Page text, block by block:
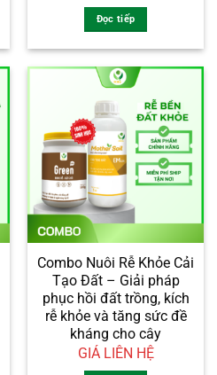
Đọc tiếp
Combo Nuôi Rễ Khỏe Cải
Tạo Đất – Giải pháp
phục hồi đất trồng, kích
rễ khỏe và tăng sức đề
kháng cho cây
GIÁ LIÊN HỆ